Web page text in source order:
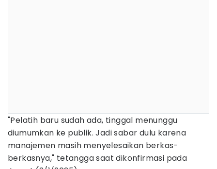
"Pelatih baru sudah ada, tinggal menunggu
diumumkan ke publik. Jadi sabar dulu karena
manajemen masih menyelesaikan berkas-
berkasnya," tetangga saat dikonfirmasi pada